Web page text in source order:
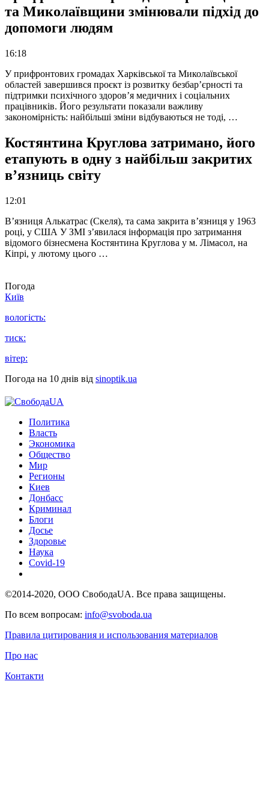
та Миколаївщини змінювали підхід до
допомоги людям
16:18
У прифронтових громадах Харківської та Миколаївської
областей завершився проєкт із розвитку безбар’єрності та
підтримки психічного здоров’я медичних і соціальних
працівників. Його результати показали важливу
закономірність: найбільші зміни відбуваються не тоді, …
Костянтина Круглова затримано, його
етапують в одну з найбільш закритих
в’язниць світу
12:01
В’язниця Алькатрас (Скеля), та сама закрита в’язниця у 1963
році, у США У ЗМІ з’явилася інформація про затримання
відомого бізнесмена Костянтина Круглова у м. Лімасол, на
Кіпрі, у лютому цього …
Погода
Київ
вологість:
тиск:
вітер:
Погода на 10 днів від sinoptik.ua
Политика
Власть
Экономика
Общество
Мир
Регионы
Киев
Донбасс
Криминал
Блоги
Досье
Здоровье
Наука
Covid-19
©2014-2020, ООО СвободаUA. Все права защищены.
По всем вопросам: info@svoboda.ua
Правила цитирования и использования материалов
Про нас
Контакти